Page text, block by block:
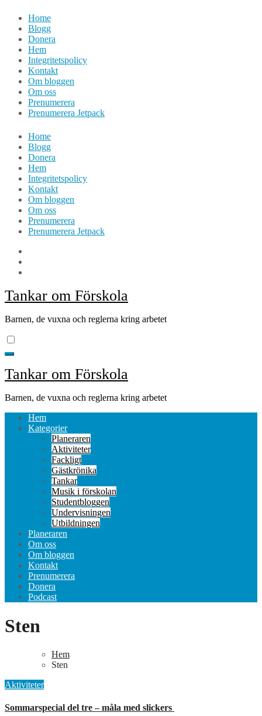
Hoppa
innehåll
Home
Blogg
Donera
Hem
Integritetspolicy
Kontakt
Om bloggen
Om oss
Prenumerera
Prenumerera Jetpack
Home
Blogg
Donera
Hem
Integritetspolicy
Kontakt
Om bloggen
Om oss
Prenumerera
Prenumerera Jetpack
Tankar om Förskola
Barnen, de vuxna och reglerna kring arbetet
Tankar om Förskola
Barnen, de vuxna och reglerna kring arbetet
Hem
Kategorier
Planeraren
Aktiviteter
Fackligt
Gästkrönika
Tankar
Musik i förskolan
Studentbloggen
Undervisningen
Utbildningen
Planeraren
Om oss
Om bloggen
Kontakt
Prenumerera
Donera
Podcast
Sten
Hem
Sten
Aktiviteter
Sommarspecial del tre – måla med slickers